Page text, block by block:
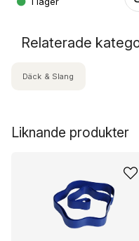
Liknande produkter
Relaterade
Däck & Slang